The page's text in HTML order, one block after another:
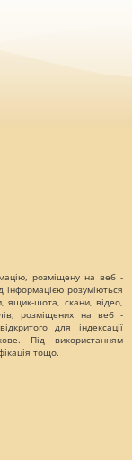
розміщену на веб -
інформацією розуміються
ящик-шота, скани, відео,
розміщених на веб -
для індексації
Під використанням
тощо.